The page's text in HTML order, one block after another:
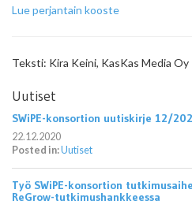
Lue perjantain kooste
Teksti: Kira Keini, KasKas Media Oy
Uutiset
SWiPE-konsortion uutiskirje 12/
22.12.2020
Posted in:Uutiset
Työ SWiPE-konsortion
ReGrow-tutkimushankkeessa